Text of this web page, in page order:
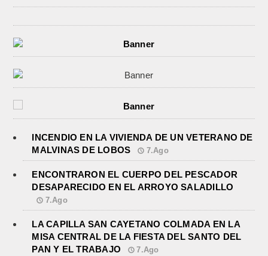
INCENDIO EN LA VIVIENDA DE UN VETERANO DE
MALVINAS DE LOBOS
7.Ago
ENCONTRARON EL CUERPO DEL PESCADOR
DESAPARECIDO EN EL ARROYO SALADILLO
7.Ago
LA CAPILLA SAN CAYETANO COLMADA EN LA
MISA CENTRAL DE LA FIESTA DEL SANTO DEL
PAN Y EL TRABAJO
7.Ago